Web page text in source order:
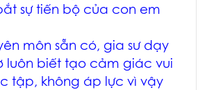
sự tiến bộ của con em
môn sẵn có, gia sư dạy
luôn biết tạo cảm giác vui
tập, không áp lực vì vậy